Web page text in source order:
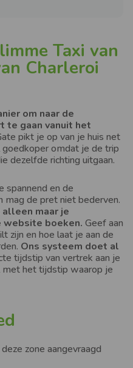
Taxi van
Charleroi
om naar de
te gaan vanuit het
pikt je op van je huis net
goedkoper omdat je de trip
dezelfde richting uitgaan.
spannend en de
mag de pret niet bederven.
alleen maar je
boeken. Geef aan
zijn en hoe laat je aan de
Ons systeem doet al
tijdstip van vertrek aan je
het tijdstip waarop je
zone aangevraagd